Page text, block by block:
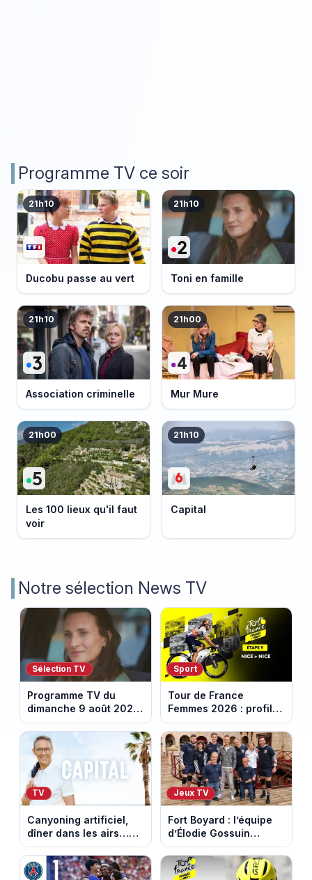
Programme TV ce soir
21h10
Ducobu passe au vert
21h10
Toni en famille
21h10
Association criminelle
21h00
Mur Mure
21h00
Les 100 lieux qu'il faut
voir
21h10
Capital
Notre sélection News TV
Sélection TV
Programme TV du
dimanche 9 août 2026
: notre sélection pour
votre soirée télé
Sport
Tour de France
Femmes 2026 : profil
et horaires de la
dernière étape à Nice
TV
Canyoning artificiel,
dîner dans les airs…
les loisirs les plus fous
passés au crible dans
Capital
Jeux TV
Fort Boyard : l’équipe
d’Élodie Gossuin
termine avec une belle
somme pour l'Unicef et
le Refuge